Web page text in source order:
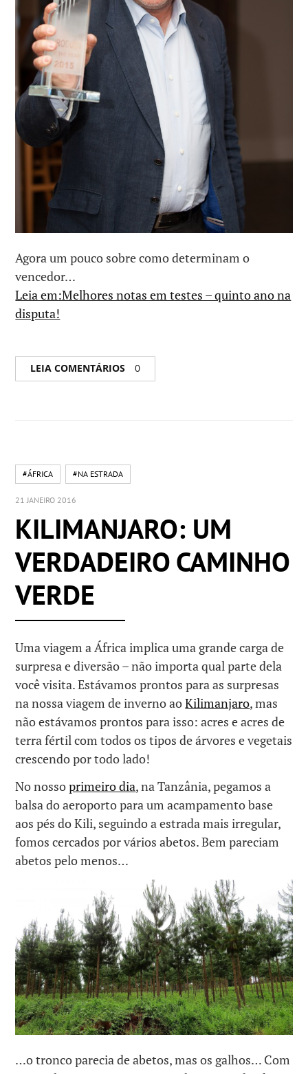
Agora um pouco sobre como determinam o
vencedor…
Leia em:Melhores notas em testes – quinto ano na
disputa!
LEIA COMENTÁRIOS 0
#ÁFRICA #NA ESTRADA
21 JANEIRO 2016
KILIMANJARO: UM
VERDADEIRO CAMINHO
VERDE
Uma viagem a África implica uma grande carga de
surpresa e diversão – não importa qual parte dela
você visita. Estávamos prontos para as surpresas
na nossa viagem de inverno aoKilimanjaro, mas
não estávamos prontos para isso: acres e acres de
terra fértil com todos os tipos de árvores e vegetais
crescendo por todo lado!
No nossoprimeiro dia, na Tanzânia, pegamos a
balsa do aeroporto para um acampamento base
aos pés do Kili, seguindo a estrada mais irregular,
fomos cercados por vários abetos. Bem pareciam
abetos pelo menos…
…o tronco parecia de abetos, mas os galhos… Com